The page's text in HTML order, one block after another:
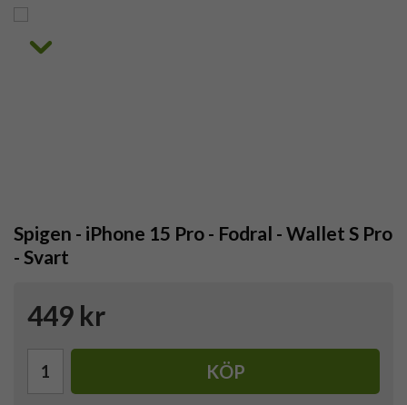
Spigen - iPhone 15 Pro - Fodral - Wallet S Pro
- Svart
449 kr
KÖP